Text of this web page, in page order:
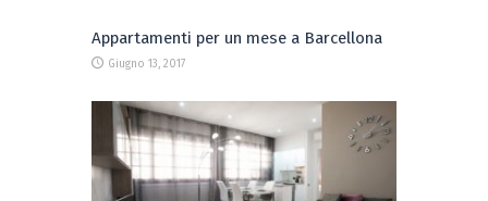
Appartamenti per un mese a Barcellona
Giugno 13, 2017